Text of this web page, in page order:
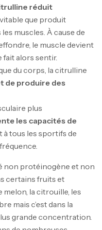
réduit
que produit
muscles. À cause de
le muscle devient
fait alors sentir.
du corps, la citrulline
de produire des
plus
les capacités de
à tous les sportifs de
non protéinogène et non
certains fruits et
melon, la citrouille, les
mais c’est dans la
grande concentration.